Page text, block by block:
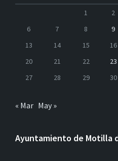
1
2
6
7 8 9
13
14 15 16
20
21 22 23
27
28 29 30
« Mar May »
Ayuntamiento de Motilla